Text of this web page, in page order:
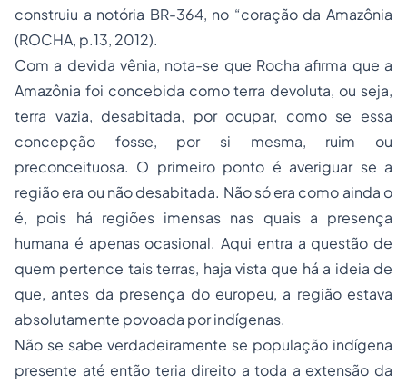
construiu a notória BR-364, no “coração da Amazônia
(ROCHA, p.13, 2012).
Com a devida vênia, nota-se que Rocha afirma que a
Amazônia foi concebida como terra devoluta, ou seja,
terra vazia, desabitada, por ocupar, como se essa
concepção fosse, por si mesma, ruim ou
preconceituosa. O primeiro ponto é averiguar se a
região era ou não desabitada. Não só era como ainda o
é, pois há regiões imensas nas quais a presença
humana é apenas ocasional. Aqui entra a questão de
quem pertence tais terras, haja vista que há a ideia de
que, antes da presença do europeu, a região estava
absolutamente povoada por indígenas.
Não se sabe verdadeiramente se população indígena
presente até então teria direito a toda a extensão da